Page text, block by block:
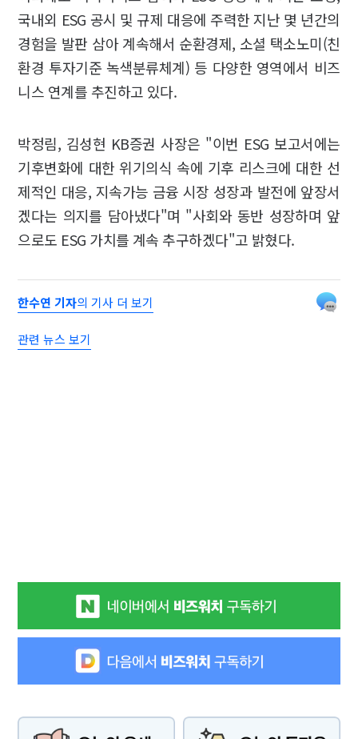
국내외 ESG 공시 및 규제 대응에 주력한 지난 몇 년간의
경험을 발판 삼아 계속해서 순환경제, 소셜 택소노미(친
환경 투자기준 녹색분류체계) 등 다양한 영역에서 비즈
니스 연계를 추진하고 있다.
박정림, 김성현 KB증권 사장은 "이번 ESG 보고서에는
기후변화에 대한 위기의식 속에 기후 리스크에 대한 선
제적인 대응, 지속가능 금융 시장 성장과 발전에 앞장서
겠다는 의지를 담아냈다"며 "사회와 동반 성장하며 앞
으로도 ESG 가치를 계속 추구하겠다"고 밝혔다.
한수연 기자의 기사 더 보기
관련 뉴스 보기